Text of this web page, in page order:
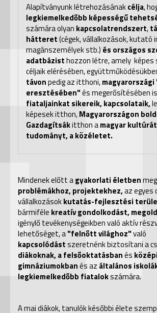
Alapítványunk létrehozásánakcélja,
legkiemelkedőbb képességű
számára olyan kapcsolatrendszert,
hátteret(cégek, vállalkozások, kutató
magánszemélyek stb.) és országos
adatbázisthozzon létre, amely képes
céljaik elérésében,
távonpedig az itthoni,
eresztésében"és megerősítésében
fiataljainkat sikereik, kapcsolataik,
képesek itthon,Magyarországon
Gazdagítsákitthon amagyar
tudományt, a közéletet.
Mindenek előtt agyakorlati életben
problémákhoz, projektekhez,az egyes
vállalkozásokkutatás-fejlesztési
bármiféle kreatív gondolkodást,
igénylő tevékenységeikben való aktív
lehetőséget, a"felnőtt világhoz"való
kapcsolódástszeretnénk biztosítani a
diákoknak, a felsőoktatásbanés
gimnáziumokbanés az általános
legkiemelkedőbb fiatalokszámára.
A mai diákok, tanulók későbbi élete